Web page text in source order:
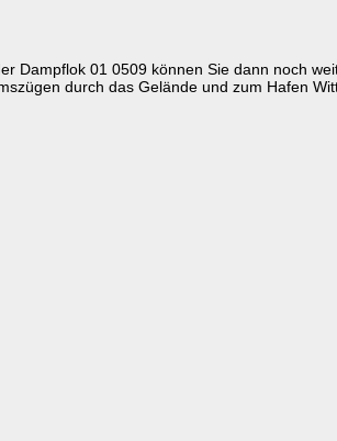
Dampflok 01 0509 können Sie dann noch
durch das Gelände und zum Hafen